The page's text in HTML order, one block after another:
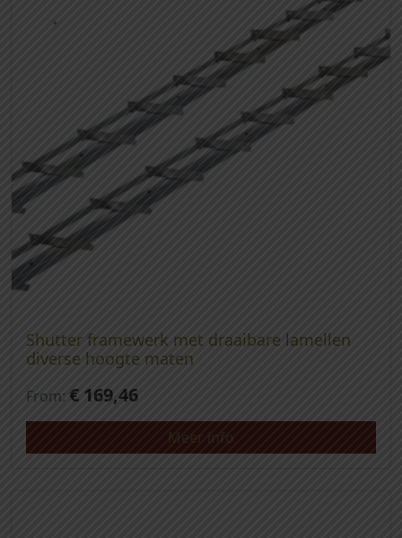
Shutter framewerk met draaibare lamellen
diverse hoogte maten
From: € 169,46
Meer info